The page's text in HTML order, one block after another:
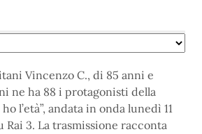
Vincenzo C., di 85 anni e
ne ha 88 i protagonisti della
l’età”, andata in onda lunedì 11
Rai 3. La trasmissione racconta